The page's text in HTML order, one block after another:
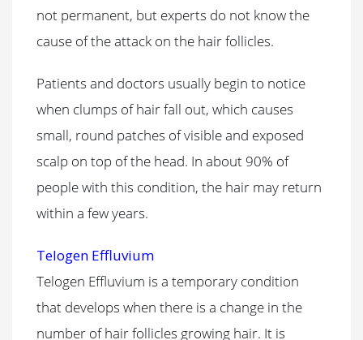
not permanent, but experts do not know the
cause of the attack on the hair follicles.
Patients and doctors usually begin to notice
when clumps of hair fall out, which causes
small, round patches of visible and exposed
scalp on top of the head. In about 90% of
people with this condition, the hair may return
within a few years.
Telogen Effluvium
Telogen Effluvium is a temporary condition
that develops when there is a change in the
number of hair follicles growing hair. It is